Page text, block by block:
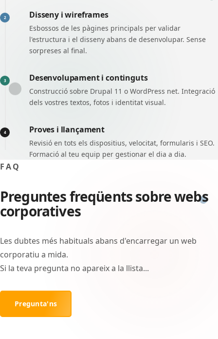
2 Disseny i wireframes
Esbossos de les pàgines principals per validar
l'estructura i el disseny abans de desenvolupar. Sense
sorpreses al final.
3 Desenvolupament i continguts
Construcció sobre Drupal 11 o WordPress net. Integració
dels vostres textos, fotos i identitat visual.
4 Proves i llançament
Revisió en tots els dispositius, velocitat, formularis i SEO.
Formació al teu equip per gestionar el dia a dia.
FAQ
Preguntes freqüents sobre webs
corporatives
Les dubtes més habituals abans d'encarregar un web
corporatiu a mida.
Si la teva pregunta no apareix a la llista...
Pregunta'ns